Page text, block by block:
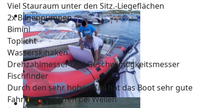
Viel Stauraum unter den Sitz.-Liegeflächen
2x Bilgenpumpen
Bimini
Toplicht
Wasserskihaken
Drehzahlmesser und Geschwindigkeitsmesser
Fischfinder
Durch den sehr hohen Kiel hat das Boot sehr gute
Fahreigenschaften bei Wellen